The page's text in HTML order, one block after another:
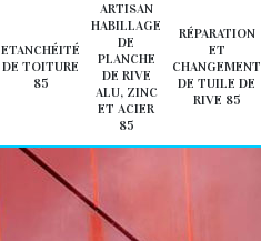
ETANCHÉITÉ
DE TOITURE
85
ARTISAN
HABILLAGE
DE
PLANCHE
DE RIVE
ALU, ZINC
ET ACIER
85
RÉPARATION
ET
CHANGEMENT
DE TUILE DE
RIVE 85